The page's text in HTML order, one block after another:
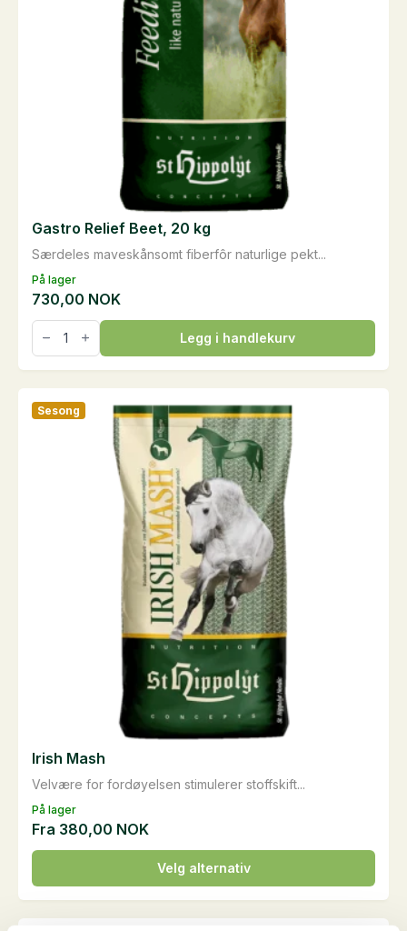
På lager
Særdeles maveskånsomt fiberfôr naturlige pekt...
Gastro Relief Beet, 20 kg
730,00 NOK
Gastro
Relief
Beet,
20
antall
Legg i handlekurv
På lager
Sesong
Velvære for fordøyelsen stimulerer stoffskift...
Irish Mash
Fra 380,00 NOK
Velg alternativ
Dette
produktet
har